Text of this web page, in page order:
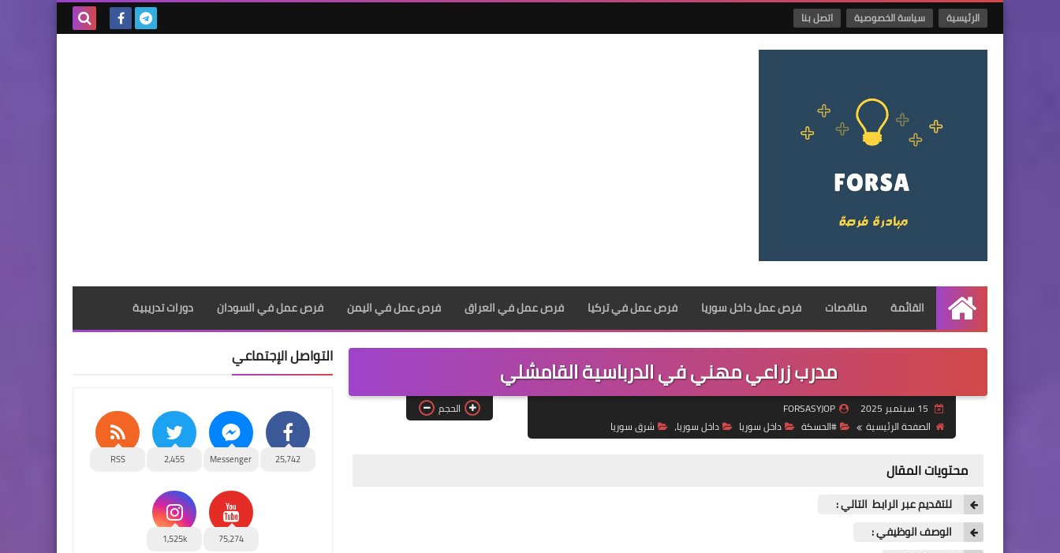
الرئيسية سياسة الخصوصية اتصل بنا
الرئيسية
القائمة مناقصات فرص عمل داخل سوريا فرص عمل في تركيا فرص عمل في العراق فرص عمل في اليمن فرص عمل في السودان دورات تدريبية
مدرب زراعي مهني في الدرباسية القامشلي
FORSASYJOP
الصفحة الرئيسية
#الحسكة داخل سوريا داخل سوريا، شرق سوريا
الحجم
محتويات المقال
للتقديم عبر الرابط التالي :
الوصف الوظيفي :
التواصل الإجتماعي
25,742
Messenger
2,455
RSS
75,274
1,525k